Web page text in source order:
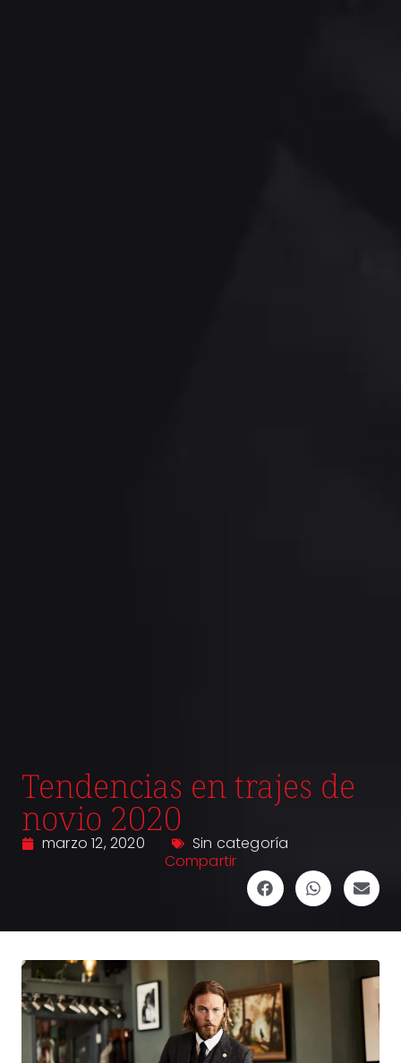
Tendencias en trajes de
novio 2020
marzo 12, 2020
Sin categoría
Compartir